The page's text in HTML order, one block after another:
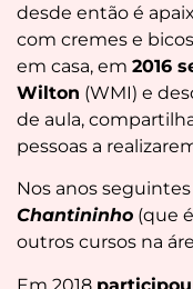
desde então é
com cremes e
em casa, em 2016
Wilton (WMI) e
de aula,
pessoas a
Nos anos
Chantininho (que
outros cursos na